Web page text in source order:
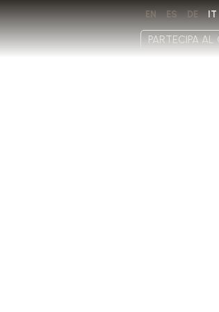
EN ES DE IT
PARTECIPA AL